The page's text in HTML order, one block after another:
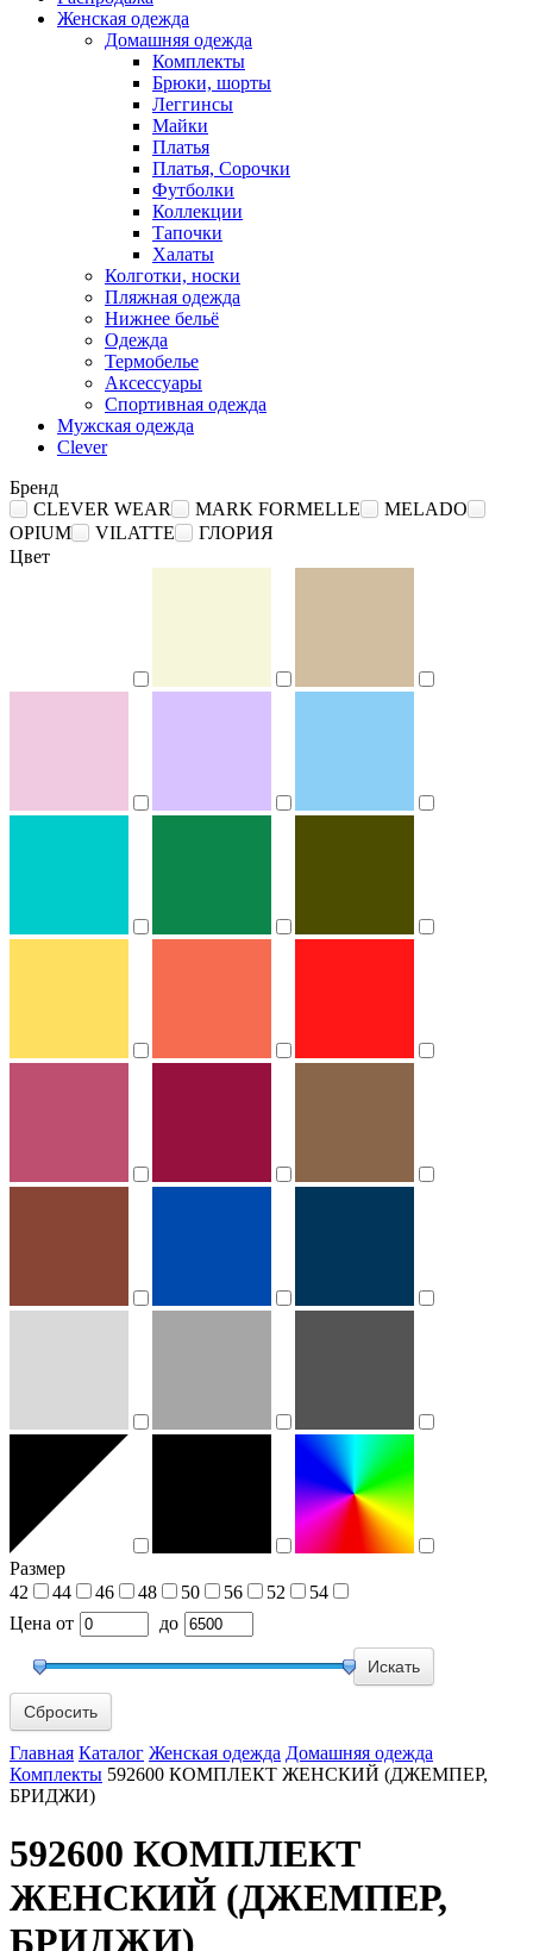
Женская одежда
Домашняя одежда
Комплекты
Брюки, шорты
Леггинсы
Майки
Платья
Платья, Сорочки
Футболки
Коллекции
Тапочки
Халаты
Колготки, носки
Пляжная одежда
Нижнее бельё
Одежда
Термобелье
Аксессуары
Спортивная одежда
Мужская одежда
Clever
Бренд
CLEVER WEAR
MARK FORMELLE
MELADO
OPIUM
VILATTE
ГЛОРИЯ
Цвет
Размер
42
44 46 48 50 56 52
54
Цена от до
Сбросить
Главная Каталог Женская одежда Домашняя одежда
Комплекты 592600 КОМПЛЕКТ ЖЕНСКИЙ (ДЖЕМПЕР,
БРИДЖИ)
592600 КОМПЛЕКТ
ЖЕНСКИЙ (ДЖЕМПЕР,
БРИДЖИ)